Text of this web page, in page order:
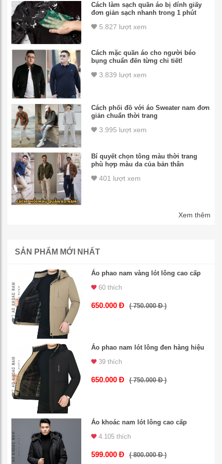
Cách làm sạch quần áo bị dính giấy
đơn giản sạch nhanh trong 1 phút
5.827 lượt xem
Cách mặc quần áo cho người béo
bụng chuẩn đến từng chi tiết!
3.839 lượt xem
Cách phối đồ với áo Sweater nam đơn
giản chuẩn thời trang
3.995 lượt xem
Bí quyết chọn tông màu thời trang
phù hợp màu da của bản thân
401 lượt xem
Xem thêm
SẢN PHẨM MỚI NHẤT
Áo phao nam vàng lót lông cao cấp
60 thích
650.000 Đ ( 750.000 Đ )
Áo phao nam lót lông đen hàng hiệu
39 thích
650.000 Đ ( 750.000 Đ )
Áo khoác nam lót lông cao cấp
4.105 thích
599.000 Đ ( 800.000 Đ )